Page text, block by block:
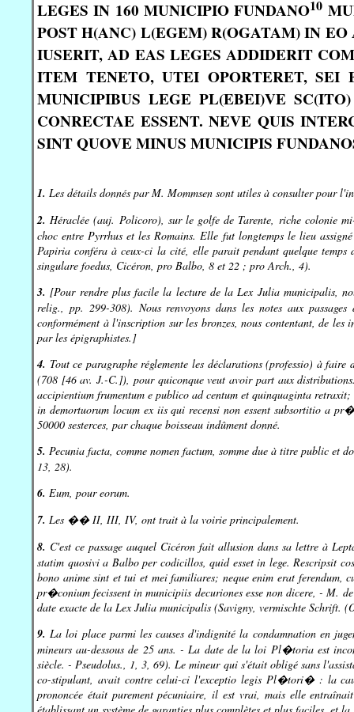
LEGES IN 160 MUNICIPIO FUNDANO10
POST H(ANC) L(EGEM) R(OGATAM) IN
IUSERIT, AD EAS LEGES ADDIDERIT
ITEM TENETO, UTEI OPORTERET,
MUNICIPIBUS LEGE PL(EBEI)VE
CONRECTAE ESSENT. NEVE QUIS
SINT QUOVE MINUS MUNICIPIS
1. Les détails donnés par M. Mommsen sont utiles à consulter pour
2. Héraclée (auj. Policoro), sur le golfe de Tarente, riche colonie
choc entre Pyrrhus et les Romains. Elle fut longtemps le lieu
Papiria conféra à ceux-ci la cité, elle parait pendant quelque
singulare foedus, Cicéron, pro Balbo, 8 et 22 ; pro Arch., 4).
3. [Pour rendre plus facile la lecture de la Lex Julia municipalis,
relig., pp. 299-308). Nous renvoyons dans les notes aux
conformément à l'inscription sur les bronzes, nous contentant, de les
par les épigraphistes.]
4. Tout ce paragraphe réglemente les déclarations (professio) à
(708 [46 av. J.-C.]), pour quiconque veut avoir part aux
accipientium frumentum e publico ad centum et quinquaginta
in demortuorum locum ex iis qui recensi non essent subsortitio a
50000 sesterces, par chaque boisseau indûment donné.
5. Pecunia facta, comme nomen factum, somme due à titre public et
13, 28).
6. Eum, pour eorum.
7. Les �� II, III, IV, ont trait à la voirie principalement.
8. C'est ce passage auquel Cicéron fait allusion dans sa lettre à
statim quosivi a Balbo per codicillos, quid esset in lege. Rescripsit
bono anime sint et tui et mei familiares; neque enim erat ferendum,
pr�conium fecissent in municipiis decuriones esse non dicere, - M.
date exacte de la Lex Julia municipalis (Savigny, vermischte Schrift.
9. La loi place parmi les causes d'indignité la condamnation en
mineurs au-dessous de 25 ans. - La date de la loi Pl�toria est
siècle. - Pseudolus., 1, 3, 69). Le mineur qui s'était obligé sans
co-stipulant, avait contre celui-ci l'exceptio legis Pl�tori� : la
prononcée était purement pécuniaire, il est vrai, mais elle